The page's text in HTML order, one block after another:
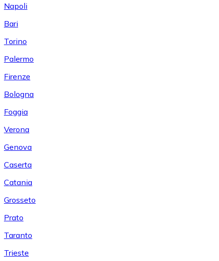
Napoli
Bari
Torino
Palermo
Firenze
Bologna
Foggia
Verona
Genova
Caserta
Catania
Grosseto
Prato
Taranto
Trieste